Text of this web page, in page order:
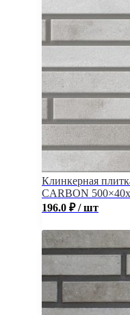
Клинкерная
CARBON
196.0 ₽ / шт